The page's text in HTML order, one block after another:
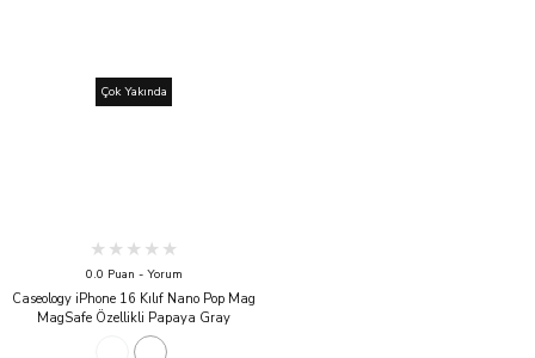
Çok Yakında
0.0 Puan - Yorum
Caseology iPhone 16 Kılıf Nano Pop Mag
MagSafe Özellikli Papaya Gray